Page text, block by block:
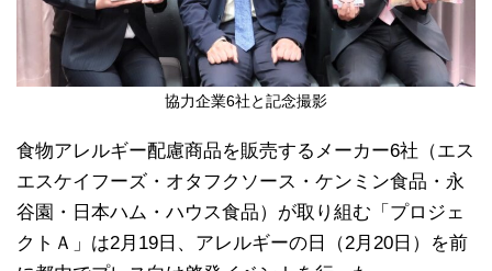
協力企業6社と記念撮影
食物アレルギー配慮商品を販売するメーカー6社（エス
エスケイフーズ・オタフクソース・ケンミン食品・永
谷園・日本ハム・ハウス食品）が取り組む「プロジェ
クトＡ」は2月19日、アレルギーの日（2月20日）を前